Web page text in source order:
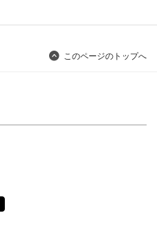
このページのトップへ